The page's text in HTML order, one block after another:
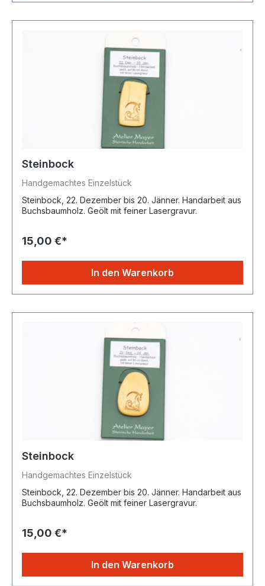
Steinbock
Handgemachtes Einzelstück
Steinbock, 22. Dezember bis 20. Jänner. Handarbeit aus
Buchsbaumholz. Geölt mit feiner Lasergravur.
15,00 €*
In den Warenkorb
Steinbock
Handgemachtes Einzelstück
Steinbock, 22. Dezember bis 20. Jänner. Handarbeit aus
Buchsbaumholz. Geölt mit feiner Lasergravur.
15,00 €*
In den Warenkorb